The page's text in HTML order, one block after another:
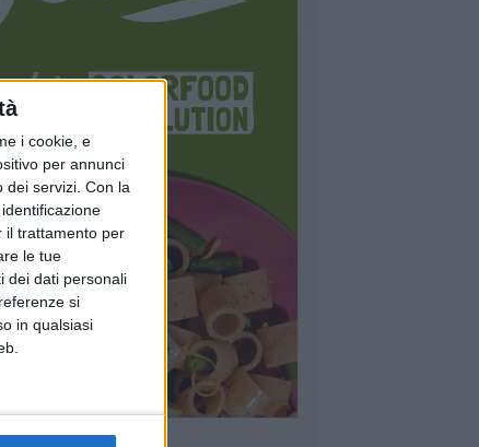
i cookie, e
per annunci
servizi. Con la
il trattamento per
le tue
dei dati personali
si
in qualsiasi